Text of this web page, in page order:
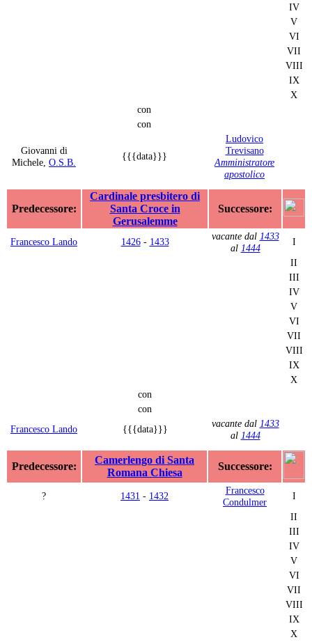
IV
V
VI
VII
VIII
IX
X
con
con
Giovanni di
Michele, O.S.B.
{{{data}}}
Ludovico
Trevisano
Amministratore
apostolico
Predecessore:
Cardinale presbitero di
Santa Croce in
Gerusalemme
Successore:
Francesco Lando 1426- 1433 vacante dal 1433
al 1444
I
II
III
IV
V
VI
VII
VIII
IX
X
con
con
Francesco Lando
{{{data}}} vacante dal 1433
al 1444
Predecessore:
Camerlengo di Santa
Romana Chiesa
Successore:
? 1431 - 1432
Francesco
Condulmer
I
II
III
IV
V
VI
VII
VIII
IX
X